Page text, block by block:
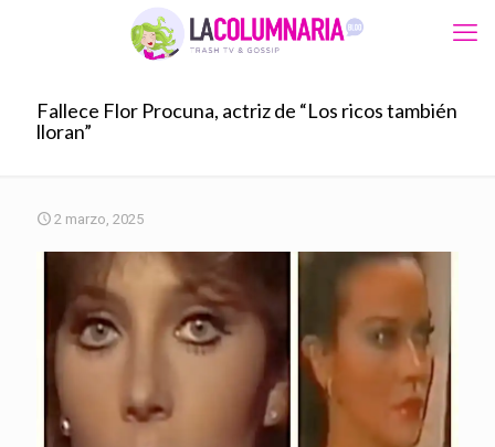
Fallece Flor Procuna, actriz de “Los ricos también
lloran”
2 marzo, 2025